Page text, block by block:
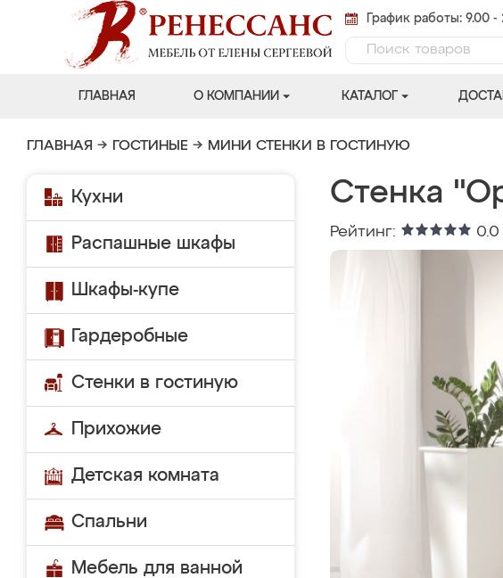
График работы: 9.00 -
ГЛАВНАЯ О КОМПАНИИ КАТАЛОГ
ГЛАВНАЯ → ГОСТИНЫЕ → МИНИ СТЕНКИ В ГОСТИНУЮ
Кухни
Распашные шкафы
Шкафы-купе
Гардеробные
Стенки в гостиную
Прихожие
Детская комната
Спальни
Мебель для ванной
Стенка
Рейтинг: 0.0